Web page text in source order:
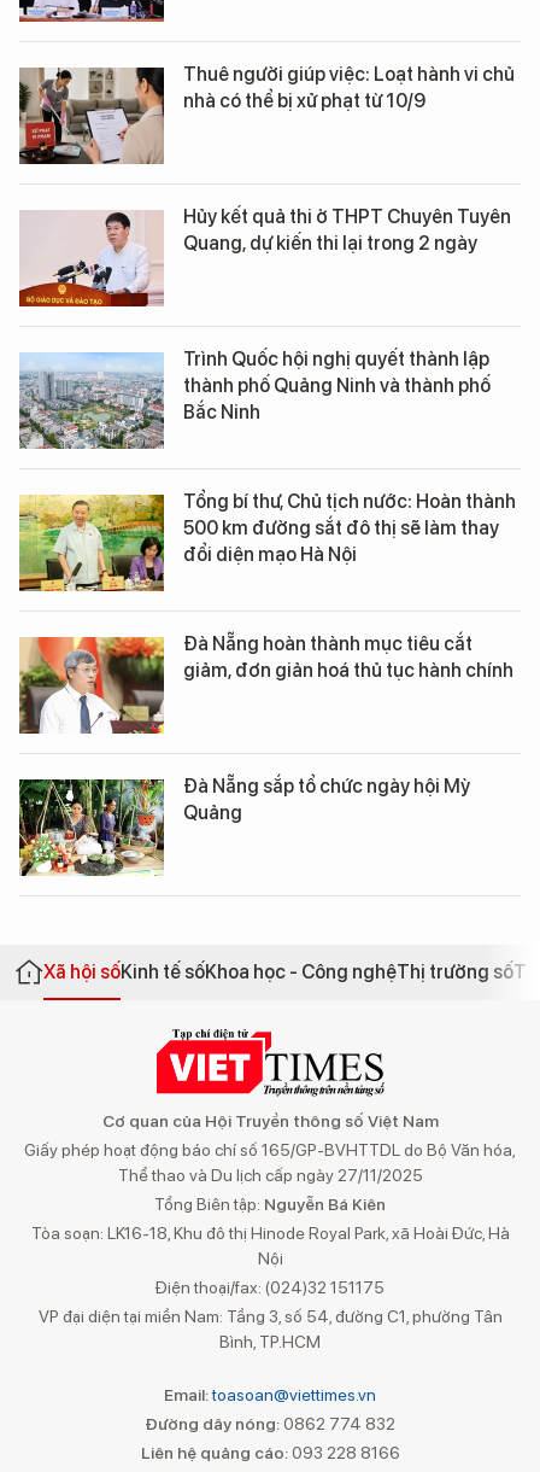
Thuê người giúp việc: Loạt hành vi chủ
nhà có thể bị xử phạt từ 10/9
Hủy kết quả thi ở THPT Chuyên Tuyên
Quang, dự kiến thi lại trong 2 ngày
Trình Quốc hội nghị quyết thành lập
thành phố Quảng Ninh và thành phố
Bắc Ninh
Tổng bí thư, Chủ tịch nước: Hoàn thành
500 km đường sắt đô thị sẽ làm thay
đổi diện mạo Hà Nội
Đà Nẵng hoàn thành mục tiêu cắt
giảm, đơn giản hoá thủ tục hành chính
Đà Nẵng sắp tổ chức ngày hội Mỳ
Quảng
Xã hội sốKinh tế sốKhoa học - Công nghệThị trường số
Cơ quan của Hội Truyền thông số Việt Nam
Giấy phép hoạt động báo chí số 165/GP-BVHTTDL do Bộ Văn hóa,
Thể thao và Du lịch cấp ngày 27/11/2025
Tổng Biên tập: Nguyễn Bá Kiên
Tòa soạn: LK16-18, Khu đô thị Hinode Royal Park, xã Hoài Đức, Hà
Nội
Điện thoại/fax: (024)32 151175
VP đại diện tại miền Nam: Tầng 3, số 54, đường C1, phường Tân
Bình, TP.HCM
Email:toasoan@viettimes.vn
Đường dây nóng: 0862 774 832
Liên hệ quảng cáo:093 228 8166